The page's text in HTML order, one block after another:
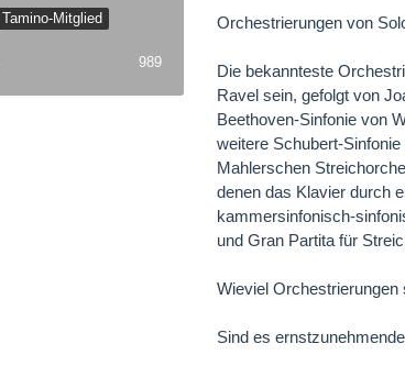
Tamino-Mitglied
989
Orchestrierungen von
Die bekannteste
Ravel sein, gefolgt von
Beethoven-Sinfonie von
weitere Schubert-
Mahlerschen
denen das Klavier durch
kammersinfonisch-
und Gran Partita für
Wieviel
Sind es